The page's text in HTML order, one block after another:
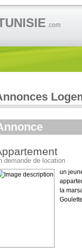
.com
demande de location
un
la